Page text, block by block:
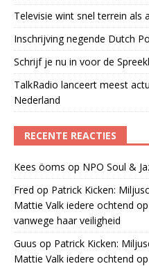
Televisie wint snel terrein als
Inschrijving negende Dutch
Schrijf je nu in voor de
TalkRadio lanceert meest
Nederland
RECENTE REACTIES
Kees öoms op NPO Soul &
Fred op Patrick Kicken:
Mattie Valk iedere ochtend
vanwege haar veiligheid
Guus op Patrick Kicken:
Mattie Valk iedere ochtend